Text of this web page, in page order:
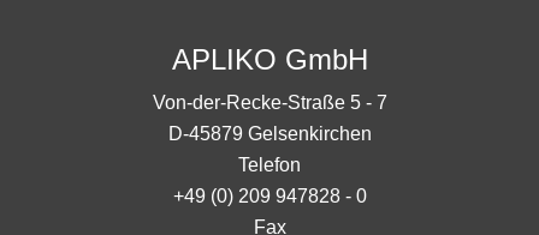
APLIKO GmbH
Von-der-Recke-Straße 5 - 7
D-45879 Gelsenkirchen
Telefon
+49 (0) 209 947828 - 0
Fax